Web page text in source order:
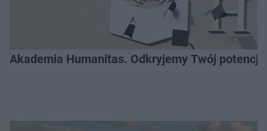
Akademia Humanitas. Odkryjemy Twój